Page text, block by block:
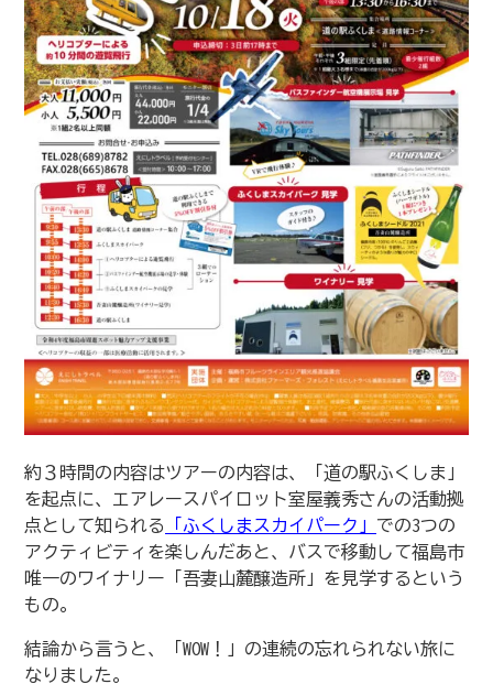
約３時間の内容はツアーの内容は、「道の駅ふくしま」
を起点に、エアレースパイロット室屋義秀さんの活動拠
点として知られる
「ふくしまスカイパーク」 での3つの
アクティビティを楽しんだあと、バスで移動して福島市
唯一のワイナリー「吾妻山麓醸造所」を見学するという
もの。
結論から言うと、「WOW！」の連続の忘れられない旅に
なりました。